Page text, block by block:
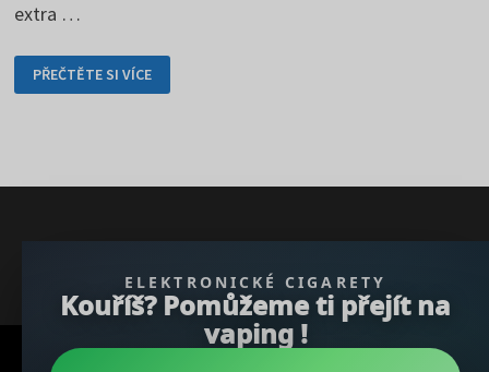
extra …
HOSPODSKÝ
GULÁŠ
SI
PŘEČTĚTE SI VÍCE
ELEKTRONICKÉ CIGARETY
Kouříš? Pomůžeme ti přejít na
vaping !